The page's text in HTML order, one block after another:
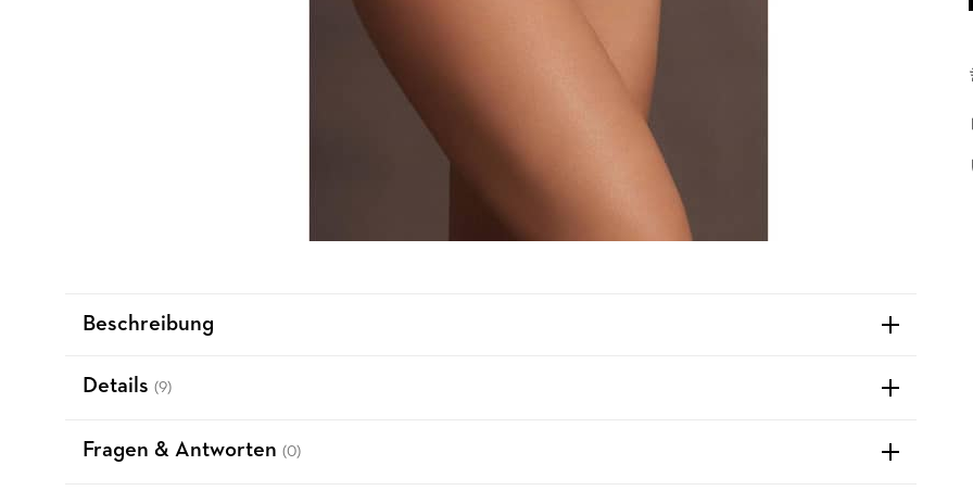
Beschreibung
Details (9)
Fragen & Antworten (0)